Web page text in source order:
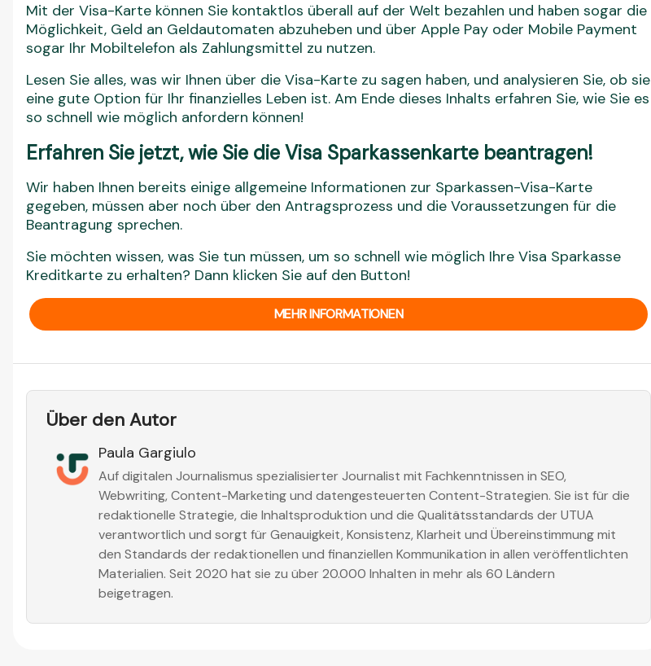
Mit der Visa-Karte können Sie kontaktlos überall auf der Welt bezahlen und haben sogar die
Möglichkeit, Geld an Geldautomaten abzuheben und über Apple Pay oder Mobile Payment
sogar Ihr Mobiltelefon als Zahlungsmittel zu nutzen.
Lesen Sie alles, was wir Ihnen über die Visa-Karte zu sagen haben, und analysieren Sie, ob sie
eine gute Option für Ihr finanzielles Leben ist. Am Ende dieses Inhalts erfahren Sie, wie Sie es
so schnell wie möglich anfordern können!
Erfahren Sie jetzt, wie Sie die Visa Sparkassenkarte beantragen!
Wir haben Ihnen bereits einige allgemeine Informationen zur Sparkassen-Visa-Karte
gegeben, müssen aber noch über den Antragsprozess und die Voraussetzungen für die
Beantragung sprechen.
Sie möchten wissen, was Sie tun müssen, um so schnell wie möglich Ihre Visa Sparkasse
Kreditkarte zu erhalten? Dann klicken Sie auf den Button!
MEHR INFORMATIONEN
Über den Autor
Paula Gargiulo
Auf digitalen Journalismus spezialisierter Journalist mit Fachkenntnissen in SEO,
Webwriting, Content-Marketing und datengesteuerten Content-Strategien. Sie ist für die
redaktionelle Strategie, die Inhaltsproduktion und die Qualitätsstandards der UTUA
verantwortlich und sorgt für Genauigkeit, Konsistenz, Klarheit und Übereinstimmung mit
den Standards der redaktionellen und finanziellen Kommunikation in allen veröffentlichten
Materialien. Seit 2020 hat sie zu über 20.000 Inhalten in mehr als 60 Ländern
beigetragen.